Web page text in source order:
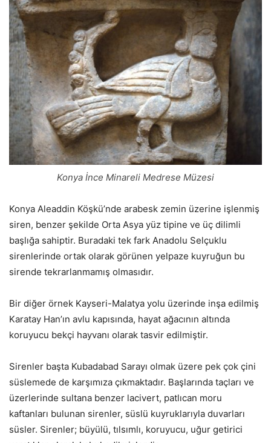
Konya İnce Minareli Medrese Müzesi
Konya Aleaddin Köşkü’nde arabesk zemin üzerine işlenmiş
siren, benzer şekilde Orta Asya yüz tipine ve üç dilimli
başlığa sahiptir. Buradaki tek fark Anadolu Selçuklu
sirenlerinde ortak olarak görünen yelpaze kuyruğun bu
sirende tekrarlanmamış olmasıdır.
Bir diğer örnek Kayseri-Malatya yolu üzerinde inşa edilmiş
Karatay Han’ın avlu kapısında, hayat ağacının altında
koruyucu bekçi hayvanı olarak tasvir edilmiştir.
Sirenler başta Kubadabad Sarayı olmak üzere pek çok çini
süslemede de karşımıza çıkmaktadır. Başlarında taçları ve
üzerlerinde sultana benzer lacivert, patlıcan moru
kaftanları bulunan sirenler, süslü kuyruklarıyla duvarları
süsler. Sirenler; büyülü, tılsımlı, koruyucu, uğur getirici